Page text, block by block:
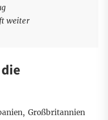
weiter
Großbritannien